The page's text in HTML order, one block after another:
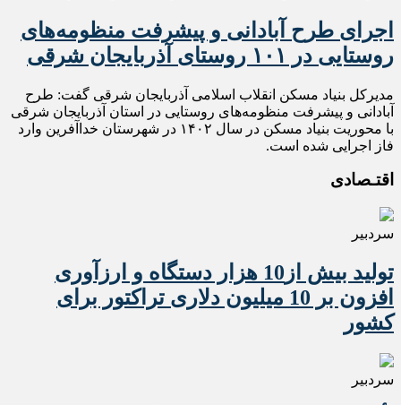
اجرای طرح آبادانی و پیشرفت منظومه‌های
روستایی در ۱۰۱ روستای آذربایجان شرقی
مدیرکل بنیاد مسکن انقلاب اسلامی آذربایجان شرقی گفت: طرح
آبادانی و پیشرفت منظومه‌های روستایی در استان آذربایجان شرقی
با محوریت بنیاد مسکن در سال ۱۴۰۲ در شهرستان خداآفرین وارد
فاز اجرایی شده است.
اقتـصادی
سردبیر
تولید بیش از10 هزار دستگاه و ارزآوری
افزون بر 10 میلیون دلاری تراکتور برای
کشور
سردبیر